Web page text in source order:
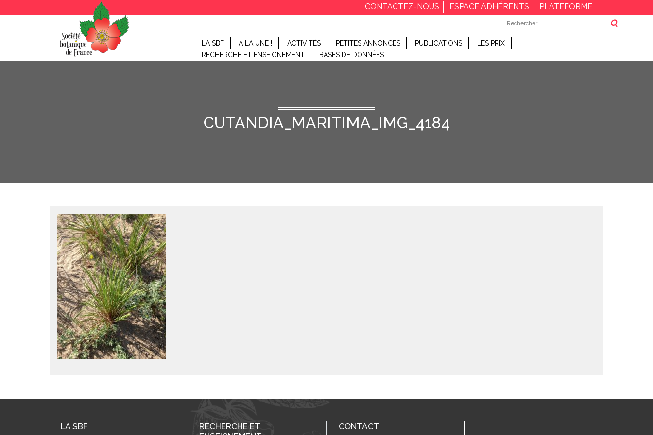
CONTACTEZ-NOUS ESPACE ADHÉRENTS
PLATEFORME
Rechercher :
LA SBF À LA UNE ! ACTIVITÉS PETITES ANNONCES PUBLICATIONS
LES PRIX
RECHERCHE ET ENSEIGNEMENT
BASES DE DONNÉES
CUTANDIA_MARITIMA_IMG_4184
LA SBF
RECHERCHE ET
CONTACT